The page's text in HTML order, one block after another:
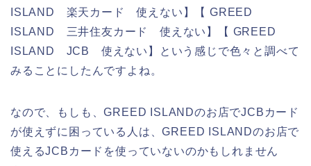
ISLAND 楽天カード 使えない】【 GREED
ISLAND 三井住友カード 使えない】【 GREED
ISLAND JCB 使えない】という感じで色々と調べて
みることにしたんですよね。
なので、もしも、GREED ISLANDのお店でJCBカード
が使えずに困っている人は、GREED ISLANDのお店で
使えるJCBカードを使っていないのかもしれません